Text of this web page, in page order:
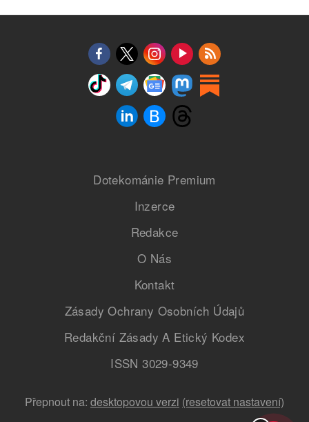
Dotekománie Premium
Inzerce
Redakce
O Nás
Kontakt
Zásady Ochrany Osobních Údajů
Redakční Zásady A Etický Kodex
ISSN 3029-9349
Přepnout na: desktopovou verzi (resetovat nastavení)